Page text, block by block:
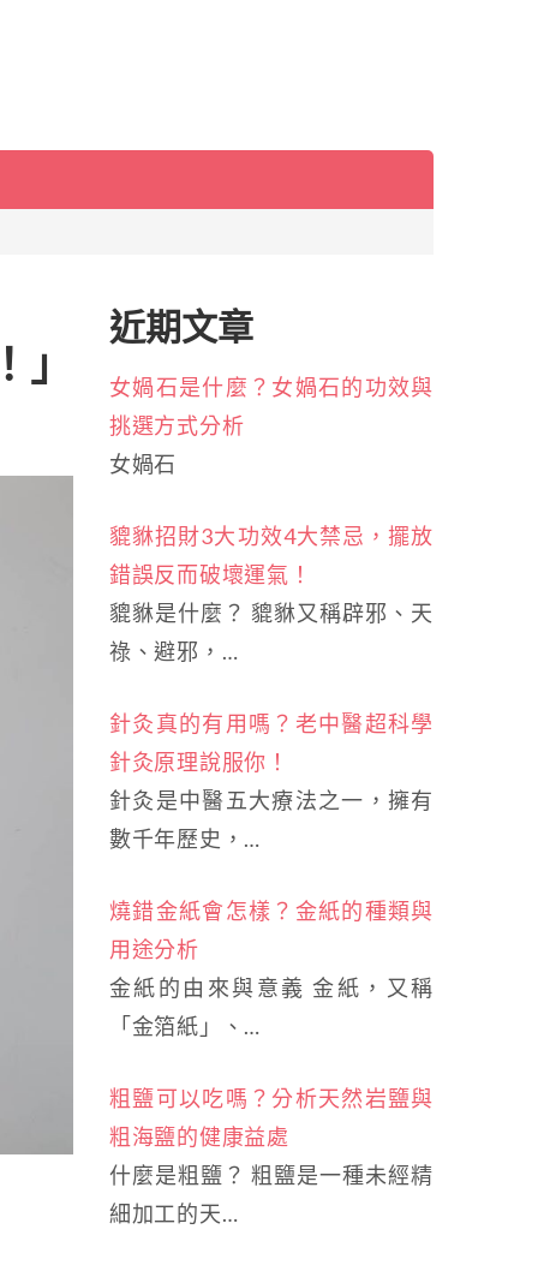
近期文章
女媧石是什麼？女媧石的功效與
挑選方式分析
女媧石
貔貅招財3大功效4大禁忌，擺放
錯誤反而破壞運氣！
貔貅是什麼？ 貔貅又稱辟邪、天
祿、避邪，…
針灸真的有用嗎？老中醫超科學
針灸原理說服你！
針灸是中醫五大療法之一，擁有
數千年歷史，…
燒錯金紙會怎樣？金紙的種類與
用途分析
金紙的由來與意義 金紙，又稱
「金箔紙」、…
粗鹽可以吃嗎？分析天然岩鹽與
粗海鹽的健康益處
什麼是粗鹽？ 粗鹽是一種未經精
細加工的天…